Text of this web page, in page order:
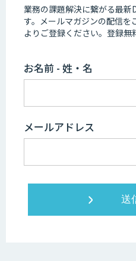
業務の課題解決に繋がる最新
す。 メールマガジンの配信を
よりご登録ください。登録無
お名前 - 姓・名
メールアドレス